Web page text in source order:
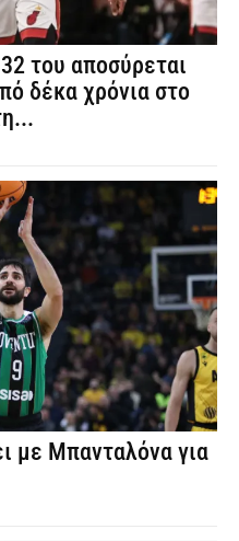
του αποσύρεται
δέκα χρόνια στο
με Μπανταλόνα για